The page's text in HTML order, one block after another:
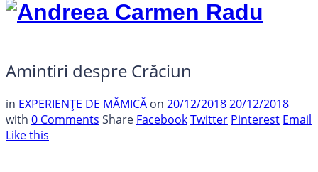
Amintiri despre Crăciun
in EXPERIENȚE DE MĂMICĂ on 20/12/201820/12/2018
with 0 Comments Share FacebookTwitter Pinterest Email
Like this